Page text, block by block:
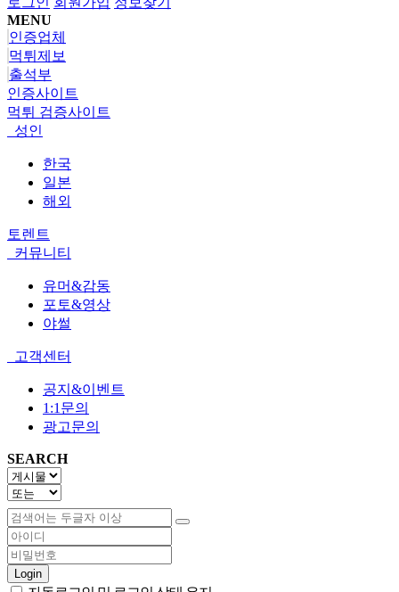
MENU
인증업체
먹튀제보
출석부
인증사이트
먹튀 검증사이트
성인
한국
일본
해외
토렌트
커뮤니티
유머&감동
포토&영상
야썰
고객센터
공지&이벤트
1:1문의
광고문의
SEARCH
Login